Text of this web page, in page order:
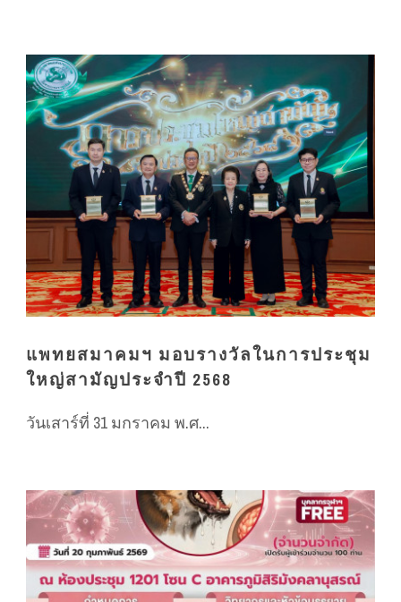
แพทยสมาคมฯ มอบรางวัลในการประชุม
ใหญ่สามัญประจำปี 2568
วันเสาร์ที่ 31 มกราคม พ.ศ...